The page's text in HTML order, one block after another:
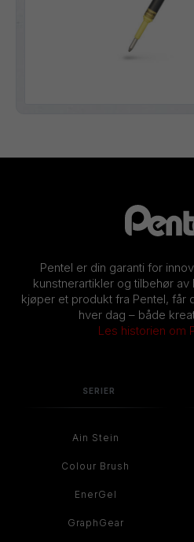
Pentel er din garanti for
kunstnerartikler og tilbehør
kjøper et produkt fra Pentel, får
hver dag – både
Les historien om
SERIER
Ain Stein
Colour Brush
EnerGel
GraphGear